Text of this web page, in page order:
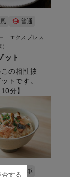
普通
エクスプレス
ット
の相性抜
トです。
分】
簡単
する